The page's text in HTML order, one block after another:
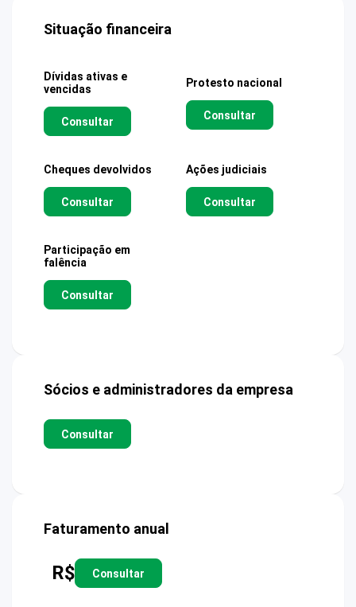
Situação financeira
Dívidas ativas e
vencidas
Consultar
Protesto nacional
Consultar
Cheques devolvidos
Consultar
Ações judiciais
Consultar
Participação em
falência
Consultar
Sócios e administradores da empresa
Consultar
Faturamento anual
R$ Consultar